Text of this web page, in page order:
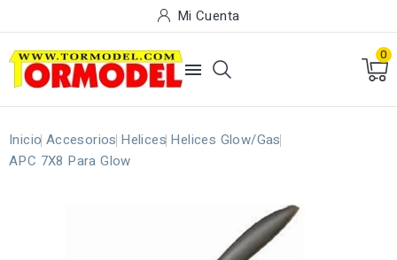
Mi Cuenta

0
Inicio Accesorios Helices Helices Glow/Gas
APC 7X8 Para Glow